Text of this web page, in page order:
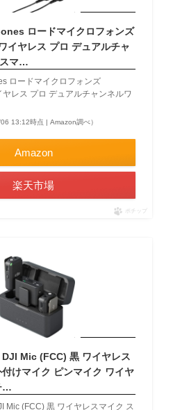
ロードマイクロフォンズ
イヤレス プロ デュアルチャ
スマ…
ロードマイクロフォンズ
レス プロ デュアルチャンネルワ
06 13:12時点 | Amazon調べ）
Amazon
楽天市場
ポチップ
DJI Mic (FCC) 黒 ワイヤレス
けマイク ピンマイク ワイヤ
…
Mic (FCC) 黒 ワイヤレスマイク ス